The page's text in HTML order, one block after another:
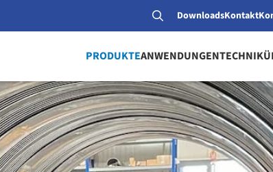
DownloadsKontakt
PRODUKTEANWENDUNGENTECHNIK